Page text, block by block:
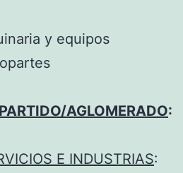
y equipos
AGLOMERADO:
E INDUSTRIAS: